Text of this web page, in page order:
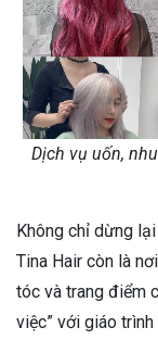
Dịch vụ uốn,
Không chỉ dừng
Tina Hair còn là
tóc và trang điểm
việc” với giáo